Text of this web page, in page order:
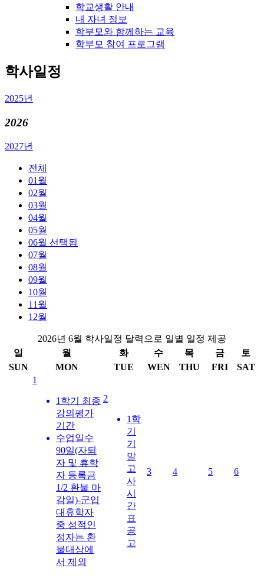
학교생활 안내
내 자녀 정보
학부모와 함께하는 교육
학부모 참여 프로그램
학사일정
2025년
2026
2027년
전체
01월
02월
03월
04월
05월
06월 선택됨
07월
08월
09월
10월
11월
12월
2026년 6월 학사일정 달력으로 일별 일정 제공
일
월 화 수 목 금
토
SUN
MON TUE WEN THU FRI
SAT
1
1학기 최종
강의평가
기간
수업일수
90일(자퇴
자 및 휴학
자 등록금
1/2 환불 마
감일)-군입
대휴학자
중 성적인
정자는 환
불대상에
서 제외
2
1학
기
기
말
고
사
시
간
표
공
고
3 4 5 6